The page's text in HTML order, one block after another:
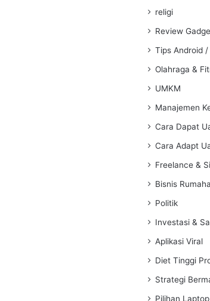
religi
Review
Tips Android /
Olahraga &
UMKM
Manajemen
Cara Dapat
Cara Adapt
Freelance &
Bisnis
Politik
Investasi &
Aplikasi Viral
Diet Tinggi
Strategi
Pilihan